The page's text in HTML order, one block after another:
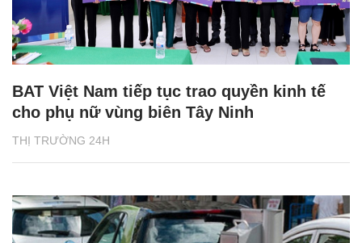
THỊ TRƯỜNG 24H
BAT Việt Nam tiếp tục trao quyền kinh tế
cho phụ nữ vùng biên Tây Ninh